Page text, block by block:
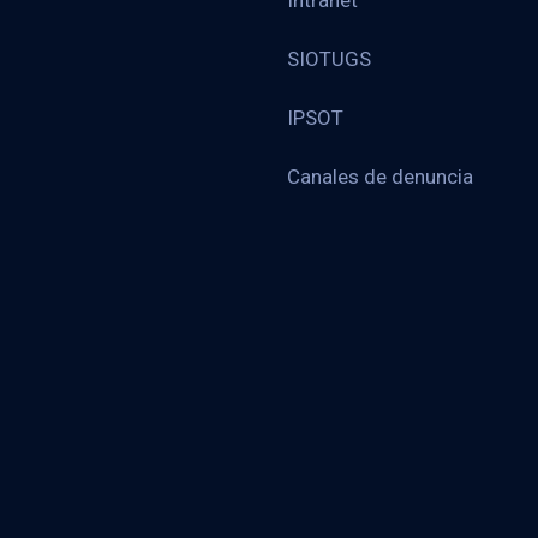
SIOTUGS
IPSOT
Canales de denuncia